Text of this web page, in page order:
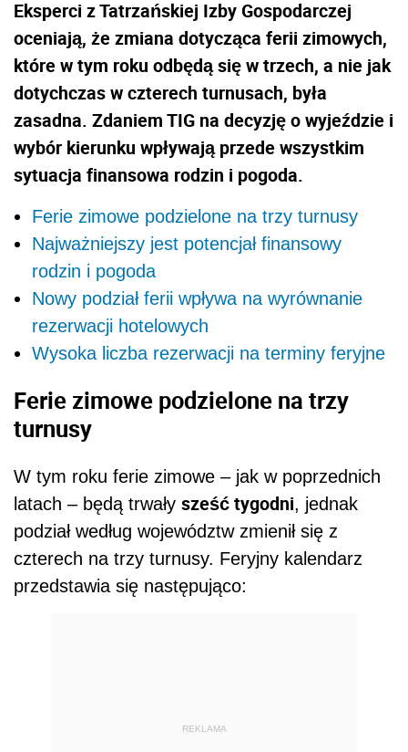
Eksperci z Tatrzańskiej Izby Gospodarczej
oceniają, że zmiana dotycząca ferii zimowych,
które w tym roku odbędą się w trzech, a nie jak
dotychczas w czterech turnusach, była
zasadna. Zdaniem TIG na decyzję o wyjeździe i
wybór kierunku wpływają przede wszystkim
sytuacja finansowa rodzin i pogoda.
Ferie zimowe podzielone na trzy turnusy
Najważniejszy jest potencjał finansowy
rodzin i pogoda
Nowy podział ferii wpływa na wyrównanie
rezerwacji hotelowych
Wysoka liczba rezerwacji na terminy feryjne
Ferie zimowe podzielone na trzy
turnusy
W tym roku ferie zimowe – jak w poprzednich
latach – będą trwały sześć tygodni, jednak
podział według województw zmienił się z
czterech na trzy turnusy. Feryjny kalendarz
przedstawia się następująco:
REKLAMA